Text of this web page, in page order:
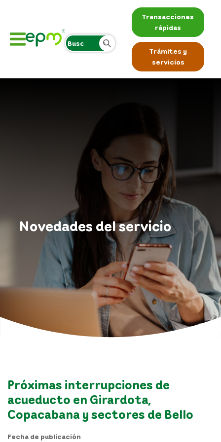
Transacciones
rápidas
Trámites y
servicios
Novedades del servicio
Próximas interrupciones de
acueducto en Girardota,
Copacabana y sectores de Bello
Fecha de publicación